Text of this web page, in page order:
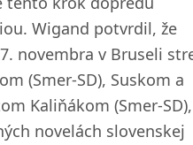
Wigand potvrdil, že
novembra v Bruseli
(Smer-SD), Suskom a
Kaliňákom (Smer-
novelách slovenskej